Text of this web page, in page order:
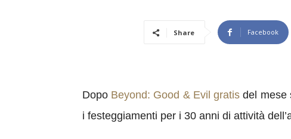
Share Facebook
Dopo Beyond: Good & Evil gratis del mese
i festeggiamenti per i 30 anni di attività